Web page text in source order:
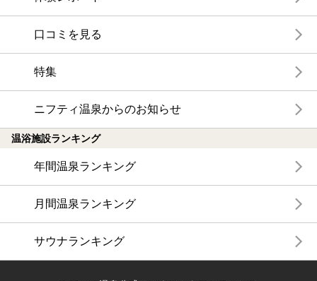
口コミを見る
特集
ニフティ温泉からのお知らせ
温浴施設ランキング
年間温泉ランキング
月間温泉ランキング
サウナランキング